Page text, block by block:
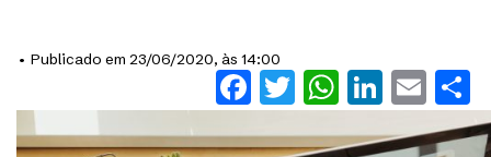
• Publicado em 23/06/2020, às 14:00
Facebook
Twitter